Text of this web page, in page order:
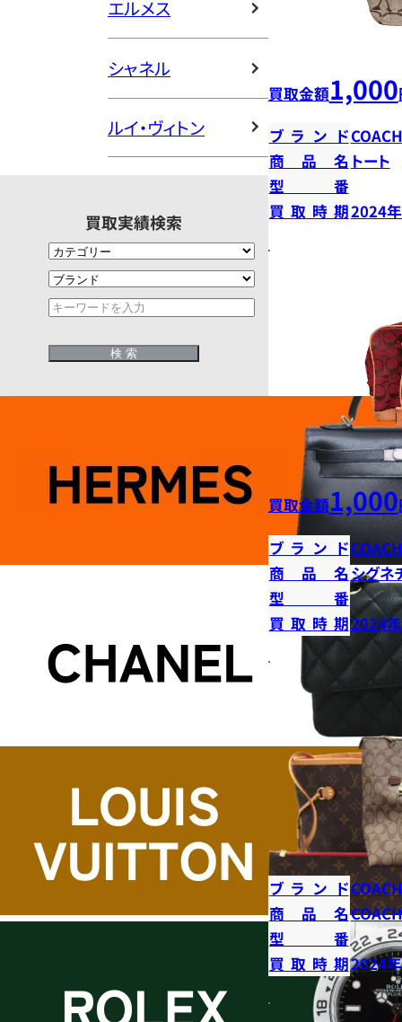
エルメス
シャネル
ルイ・ヴィトン
買取実績検索
買取金額1,000
ブランドCOACH
商品名 トート
型番
買取時期2024
買取金額1,000
ブランドCOACH
商品名 シグネ
型番
買取時期2024
ブランドCOACH
商品名
型番
買取時期2024